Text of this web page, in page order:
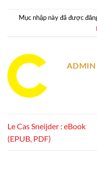
Mục nhập này đã được
ADMIN
Le Cas Sneijder : eBook
(EPUB, PDF)